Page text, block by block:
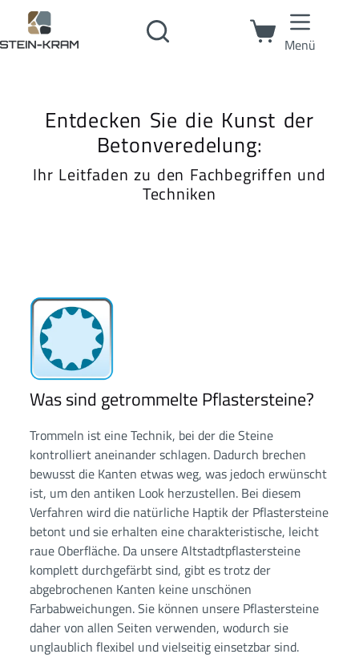
Menü
Entdecken Sie die Kunst der
Betonveredelung:
Ihr Leitfaden zu den Fachbegriffen und
Techniken
Was sind getrommelte Pflastersteine?
Trommeln ist eine Technik, bei der die Steine
kontrolliert aneinander schlagen. Dadurch brechen
bewusst die Kanten etwas weg, was jedoch erwünscht
ist, um den antiken Look herzustellen. Bei diesem
Verfahren wird die natürliche Haptik der Pflastersteine
betont und sie erhalten eine charakteristische, leicht
raue Oberfläche. Da unsere Altstadtpflastersteine
komplett durchgefärbt sind, gibt es trotz der
abgebrochenen Kanten keine unschönen
Farbabweichungen. Sie können unsere Pflastersteine
daher von allen Seiten verwenden, wodurch sie
unglaublich flexibel und vielseitig einsetzbar sind.